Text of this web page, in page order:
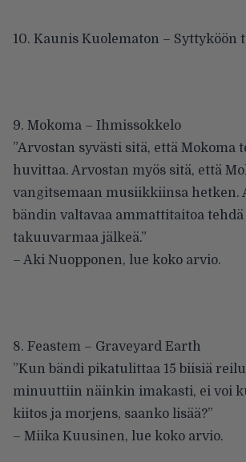
10. Kaunis Kuolematon – Syttyköön
9. Mokoma – Ihmissokkelo
”Arvostan syvästi sitä, että Mokoma
huvittaa. Arvostan myös sitä, että
vangitsemaan musiikkiinsa hetken.
bändin valtavaa ammattitaitoa
takuuvarmaa jälkeä.”
– Aki Nuopponen, lue koko arvio.
8. Feastem – Graveyard Earth
”Kun bändi pikatulittaa 15 biisiä
minuuttiin näinkin imakasti, ei voi
kiitos ja morjens, saanko lisää?”
– Miika Kuusinen, lue koko arvio.